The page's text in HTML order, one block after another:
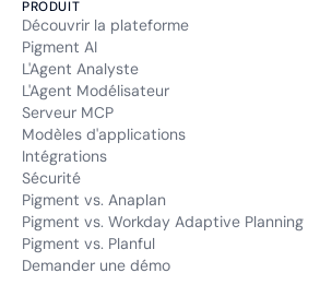
PRODUIT
Découvrir la plateforme
Pigment AI
L'Agent Analyste
L'Agent Modélisateur
Serveur MCP
Modèles d'applications
Intégrations
Sécurité
Pigment vs. Anaplan
Pigment vs. Workday Adaptive Planning
Pigment vs. Planful
Demander une démo